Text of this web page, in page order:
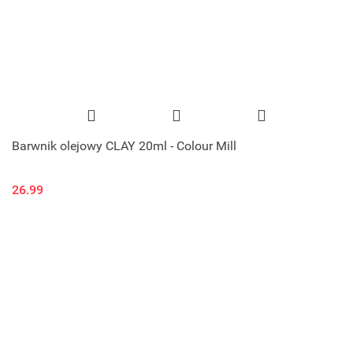
Barwnik olejowy CLAY 20ml - Colour Mill
26.99